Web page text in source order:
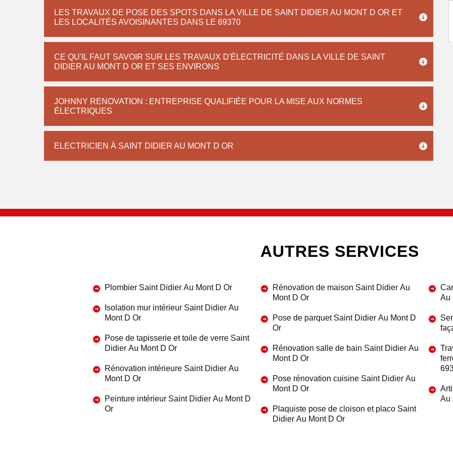
LES TRAVAUX DE POSE DES SPOTS DANS LA VILLE DE SAINT DIDIER AU MONT D OR ET
LES LOCALITÉS AVOISINANTES DANS LE 69370
CE QU'IL FAUT SAVOIR SUR LES TRAVAUX D'ÉLECTRICITÉ DANS LA VILLE DE SAINT
DIDIER AU MONT D OR ET SES ENVIRONS
JOHNNY RENOVATION : ENTREPRISE QUALIFIÉE POUR LA MISE AUX NORMES
ÉLECTRIQUES
ELECTRICIEN À SAINT DIDIER AU MONT D OR
AUTRES SERVICES
Plombier Saint Didier Au Mont D Or
Isolation mur intérieur Saint Didier Au
Mont D Or
Pose de tapisserie et toile de verre Saint
Didier Au Mont D Or
Rénovation intérieure Saint Didier Au
Mont D Or
Peinture intérieur Saint Didier Au Mont D
Or
Rénovation de maison Saint Didier Au
Mont D Or
Pose de parquet Saint Didier Au Mont D
Or
Rénovation salle de bain Saint Didier Au
Mont D Or
Pose rénovation cuisine Saint Didier Au
Mont D Or
Plaquiste pose de cloison et placo Saint
Didier Au Mont D Or
Au
Au